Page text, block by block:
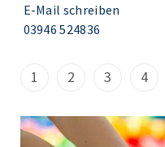
E-Mail schreiben
03946 524836
1 2 3 4